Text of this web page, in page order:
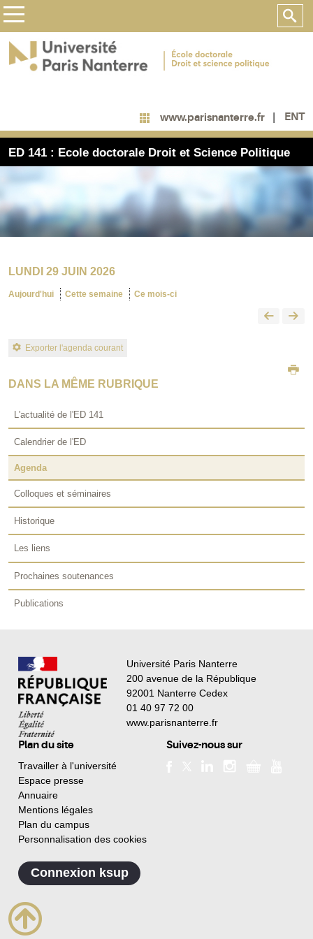
www.parisnanterre.fr ENT
ED 141 : Ecole doctorale Droit et Science Politique
LUNDI 29 JUIN 2026
Aujourd'hui Cette semaine Ce mois-ci
Exporter l'agenda courant
DANS LA MÊME RUBRIQUE
L'actualité de l'ED 141
Calendrier de l'ED
Agenda
Colloques et séminaires
Historique
Les liens
Prochaines soutenances
Publications
Université Paris Nanterre
200 avenue de la République
92001 Nanterre Cedex
01 40 97 72 00
www.parisnanterre.fr
Plan du site
Travailler à l'université
Espace presse
Annuaire
Mentions légales
Plan du campus
Personnalisation des cookies
Suivez-nous sur
Connexion ksup